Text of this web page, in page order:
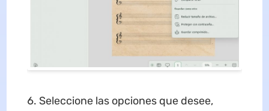
Seleccione las opciones que desee,